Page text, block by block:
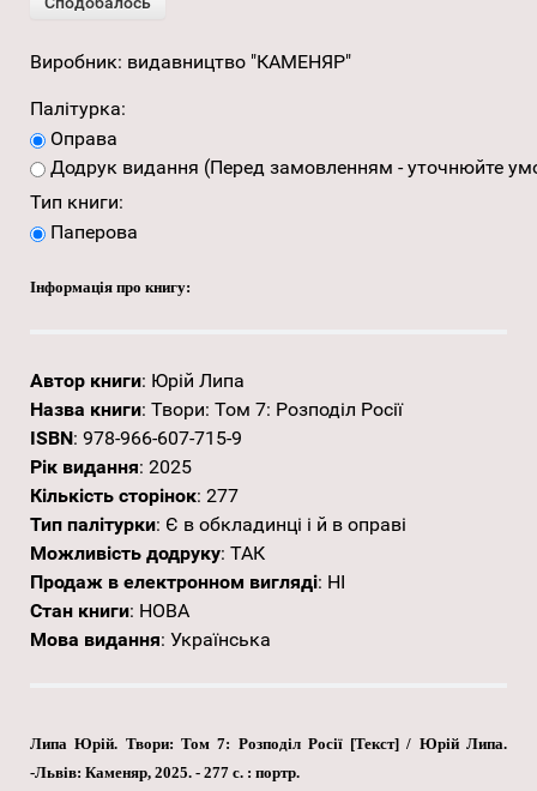
Виробник: видавництво "КАМЕНЯР"
Палітурка:
Оправа
Додрук видання (Перед замовленням - уточнюйте
Тип книги:
Паперова
Інформація про книгу:
Автор книги: Юрій Липа
Назва книги: Твори: Том 7: Розподіл Росії
ISBN: 978-966-607-715-9
Рік видання: 2025
Кількість сторінок: 277
Тип палітурки: Є в обкладинці і й в оправі
Можливість додруку: ТАК
Продаж в електронном вигляді: НІ
Стан книги: НОВА
Мова видання: Українська
Липа Юрій. Твори: Том 7: Розподіл Росії [Текст] / Юрій Липа.
-Львів: Каменяр, 2025. - 277 с. : портр.